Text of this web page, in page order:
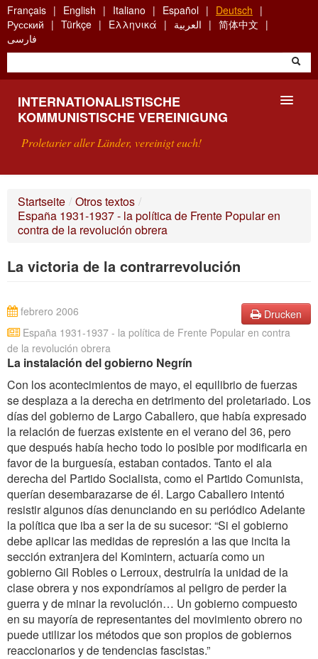
Skip
to
main
content
Français English Italiano Español
Deutsch
Русский
Türkçe Ελληνικά العربية
简体中文
فارسی
INTERNATIONALISTISCHE
KOMMUNISTISCHE VEREINIGUNG
Proletarier aller Länder, vereinigt euch!
WAS IST DIE IKV?
Startseite / Otros textos /
España 1931-1937 - la política de Frente Popular en
contra de la revolución obrera
La victoria de la contrarrevolución
Drucken
España 1931-1937 - la política de Frente Popular en contra
de la revolución obrera
febrero 2006
La instalación del gobierno Negrín
Con los acontecimientos de mayo, el equilibrio de fuerzas
se desplaza a la derecha en detrimento del proletariado. Los
días del gobierno de Largo Caballero, que había expresado
la relación de fuerzas existente en el verano del 36, pero
que después había hecho todo lo posible por modificarla en
favor de la burguesía, estaban contados. Tanto el ala
derecha del Partido Socialista, como el Partido Comunista,
querían desembarazarse de él. Largo Caballero intentó
resistir algunos días denunciando en su periódico Adelante
la política que iba a ser la de su sucesor: “Si el gobierno
debe aplicar las medidas de represión a las que incita la
sección extranjera del Komintern, actuaría como un
gobierno Gil Robles o Lerroux, destruiría la unidad de la
clase obrera y nos expondríamos al peligro de perder la
guerra y de minar la revolución… Un gobierno compuesto
en su mayoría de representantes del movimiento obrero no
puede utilizar los métodos que son propios de gobiernos
reaccionarios y de tendencias fascistas.”